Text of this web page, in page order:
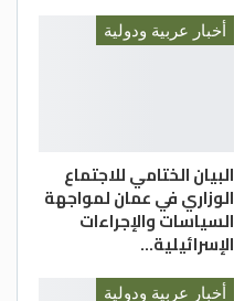
أخبار عربية ودولية
البيان الختامي للاجتماع
الوزاري في عمان لمواجهة
السياسات والإجراءات
الإسرائيلية…
أخبار عربية ودولية